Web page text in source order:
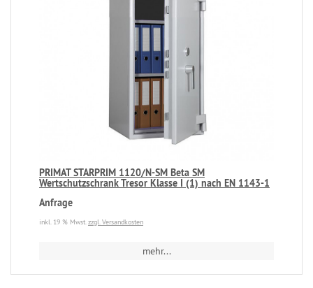
PRIMAT STARPRIM 1120/N-SM Beta SM
Wertschutzschrank Tresor Klasse I (1) nach EN 1143-1
Anfrage
inkl. 19 % Mwst.zzgl. Versandkosten
mehr...